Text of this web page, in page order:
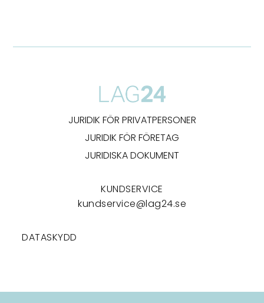
JURIDIK FÖR PRIVATPERSONER
JURIDIK FÖR FÖRETAG
JURIDISKA DOKUMENT
KUNDSERVICE
kundservice@lag24.se
DATASKYDD